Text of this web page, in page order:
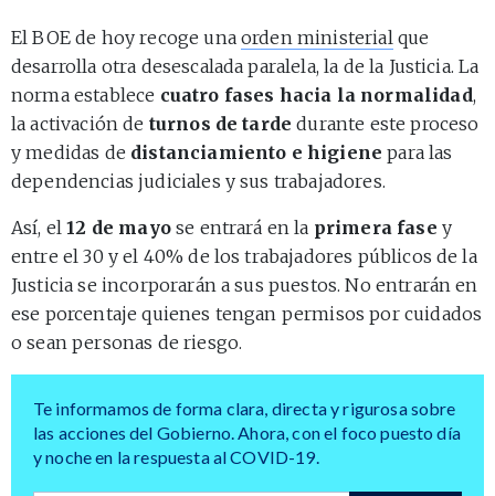
El BOE de hoy recoge unaorden ministerial que
desarrolla otra desescalada paralela, la de la Justicia. La
norma establece cuatro fases hacia la normalidad,
la activación de turnos de tarde durante este proceso
y medidas de distanciamiento e higiene para las
dependencias judiciales y sus trabajadores.
Así, el12 de mayose entrará en la primera fase y
entre el 30 y el 40% de los trabajadores públicos de la
Justicia se incorporarán a sus puestos. No entrarán en
ese porcentaje quienes tengan permisos por cuidados
o sean personas de riesgo.
Te informamos de forma clara, directa y rigurosa sobre
las acciones del Gobierno. Ahora, con el foco puesto día
y noche en la respuesta al COVID-19.